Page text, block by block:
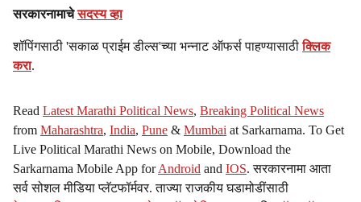
सरकारनामाचेसदस्य व्हा
शॉपिंगसाठी 'सकाळ प्राईम डील्स'च्या भन्नाट ऑफर्स पाहण्यासाठीक्लिक
करा.
Read Latest Marathi Political News, Breaking Political News
from Maharashtra, India, Pune & Mumbai at Sarkarnama. To Get
Live Political Marathi News on Mobile, Download the
Sarkarnama Mobile App forAndroid and IOS. सरकारनामा आता
सर्व सोशल मीडिया प्लॅटफॉर्मवर. ताज्या राजकीय घडामोडींसाठी